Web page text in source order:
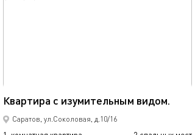
Квартира с изумительным видом.
Саратов, ул.Соколовая, д.10/16